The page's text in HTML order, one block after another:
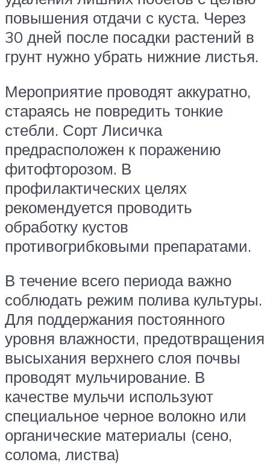
повышения отдачи с куста. Через
30 дней после посадки растений в
грунт нужно убрать нижние листья.
Мероприятие проводят аккуратно,
стараясь не повредить тонкие
стебли. Сорт Лисичка
предрасположен к поражению
фитофторозом. В
профилактических целях
рекомендуется проводить
обработку кустов
противогрибковыми препаратами.
В течение всего периода важно
соблюдать режим полива культуры.
Для поддержания постоянного
уровня влажности, предотвращения
высыхания верхнего слоя почвы
проводят мульчирование. В
качестве мульчи используют
специальное черное волокно или
органические материалы (сено,
солома, листва)